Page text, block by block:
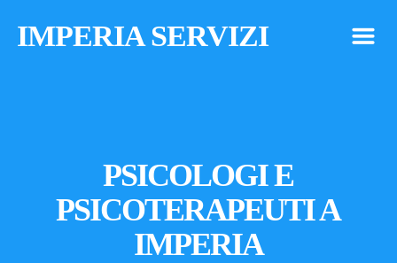
IMPERIA SERVIZI m
PSICOLOGI E
PSICOTERAPEUTI A
IMPERIA